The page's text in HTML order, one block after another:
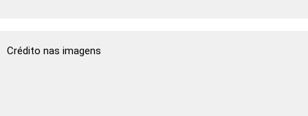
Crédito nas imagens